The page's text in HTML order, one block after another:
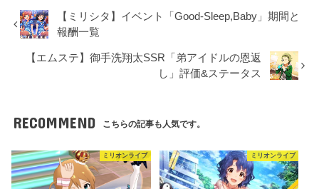
【ミリシタ】イベント「Good-Sleep,Baby」期間と
報酬一覧
【エムステ】御手洗翔太SSR「弟アイドルの恩返
し」評価&ステータス
RECOMMEND こちらの記事も人気です。
ミリオンライブ ミリオンライブ